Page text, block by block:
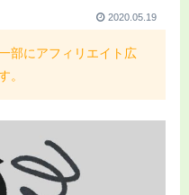
2020.05.19
部にアフィリエイト広
。